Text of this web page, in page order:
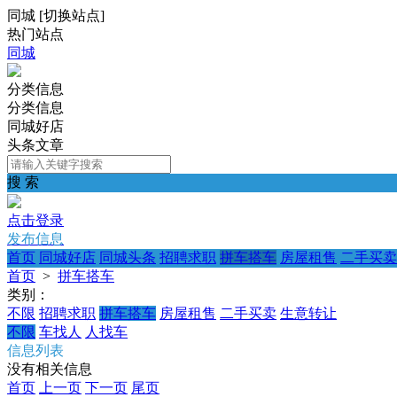
同城 [切换站点]
热门站点
同城
分类信息
分类信息
同城好店
头条文章
搜 索
点击登录
发布信息
首页 同城好店 同城头条 招聘求职 拼车搭车 房屋租售 二手买卖
首页 > 拼车搭车
类别：
不限 招聘求职 拼车搭车 房屋租售 二手买卖 生意转让
不限 车找人
人找车
信息列表
没有相关信息
首页
上一页 下一页 尾页